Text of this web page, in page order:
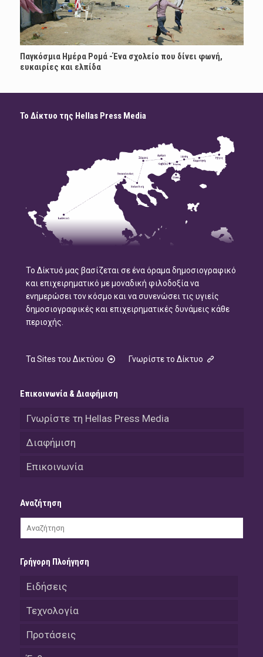
Παγκόσμια Ημέρα Ρομά -Ένα σχολείο που δίνει φωνή,
ευκαιρίες και ελπίδα
Το Δίκτυο της Hellas Press Media
Το Δίκτυό μας βασίζεται σε ένα όραμα δημοσιογραφικό
και επιχειρηματικό με μοναδική φιλοδοξία να
ενημερώσει τον κόσμο και να συνενώσει τις υγιείς
δημοσιογραφικές και επιχειρηματικές δυνάμεις κάθε
περιοχής.
Τα Sites του Δικτύου Γνωρίστε το Δίκτυο
Επικοινωνία & Διαφήμιση
Γνωρίστε τη Hellas Press Media
Διαφήμιση
Επικοινωνία
Αναζήτηση
Γρήγορη Πλοήγηση
Ειδήσεις
Τεχνολογία
Προτάσεις